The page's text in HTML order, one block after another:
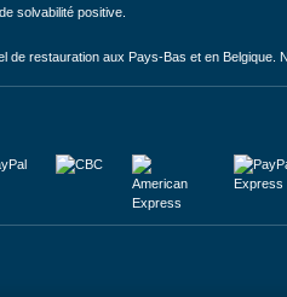
solvabilité positive.
restauration aux Pays-Bas et en Belgique.